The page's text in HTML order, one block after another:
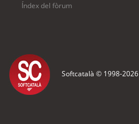
Índex del fòrum
Softcatalà © 1998-2026